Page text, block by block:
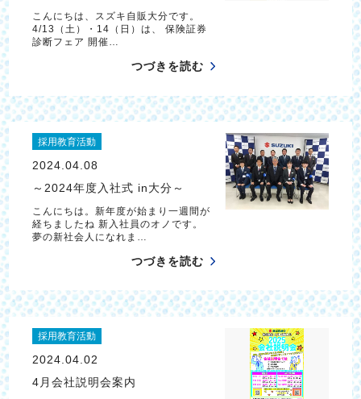
こんにちは、スズキ自販大分です。
4/13（土）・14（日）は、 保険証券
診断フェア 開催…
つづきを読む
採用教育活動
2024.04.08
～2024年度入社式 in大分～
こんにちは。新年度が始まり一週間が
経ちましたね 新入社員のオノです。
夢の新社会人になれま…
つづきを読む
採用教育活動
2024.04.02
4月会社説明会案内